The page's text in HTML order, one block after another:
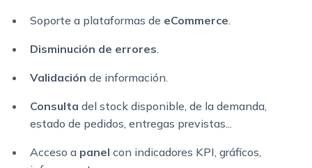
Soporte a plataformas de eCommerce.
Disminución de errores.
Validación de información.
Consulta del stock disponible, de la demanda,
estado de pedidos, entregas previstas...
Acceso a panel con indicadores KPI, gráficos,